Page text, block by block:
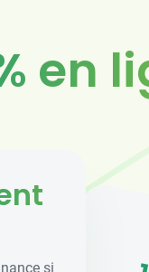
en
si